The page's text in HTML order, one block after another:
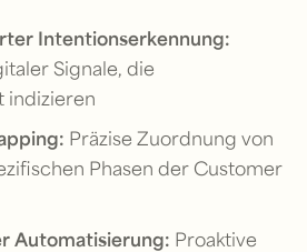
Intentionserkennung:
Signale, die
indizieren
Präzise Zuordnung von
Phasen der Customer
Automatisierung: Proaktive